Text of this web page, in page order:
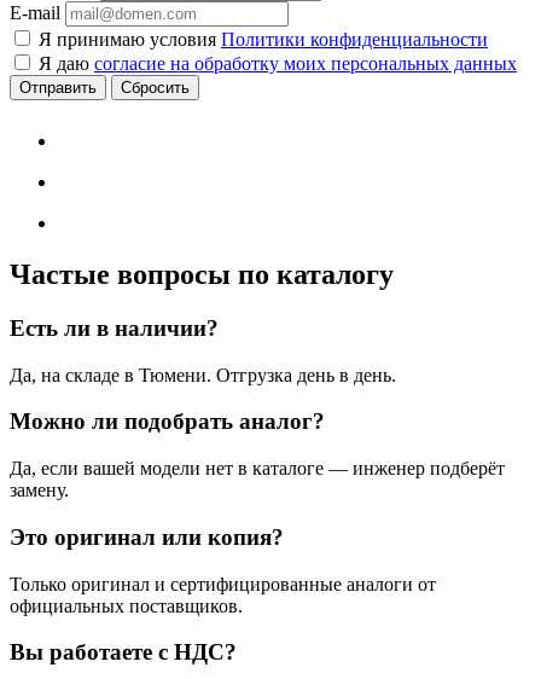
E-mail
Я принимаю условия Политики конфиденциальности
Я даю согласие на обработку моих персональных данных
Сбросить
Частые вопросы по каталогу
Есть ли в наличии?
Да, на складе в Тюмени. Отгрузка день в день.
Можно ли подобрать аналог?
Да, если вашей модели нет в каталоге — инженер подберёт
замену.
Это оригинал или копия?
Только оригинал и сертифицированные аналоги от
официальных поставщиков.
Вы работаете с НДС?